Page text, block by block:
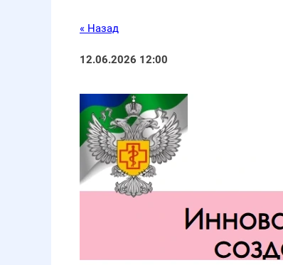
« Назад
12.06.2026 12:00